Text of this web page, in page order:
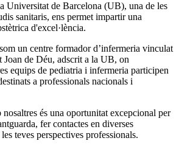
Universitat de Barcelona (UB), una de les
sanitaris, ens permet impartir una
d'excel·lència.
un centre formador d’infermeria vinculat
Joan de Déu, adscrit a la UB, on
equips de pediatria i infermeria participen
a professionals nacionals i
és una oportunitat excepcional per
fer contactes en diverses
teves perspectives professionals.